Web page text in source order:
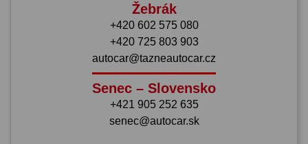
Žebrák
+420 602 575 080
+420 725 803 903
autocar@tazneautocar.cz
Senec – Slovensko
+421 905 252 635
senec@autocar.sk